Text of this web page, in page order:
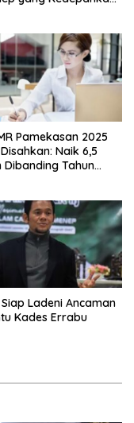
Pamekasan 2025
Naik 6,5
Dibanding Tahun
Siap Ladeni Ancaman
Kades Errabu